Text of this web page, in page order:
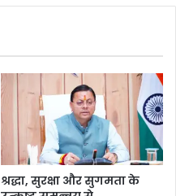
श्रद्धा, सुरक्षा और सुगमता के